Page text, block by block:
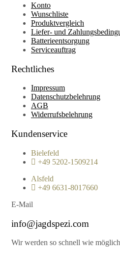
Konto
Wunschliste
Produktvergleich
Liefer- und
Batterieentsorgung
Serviceauftrag
Rechtliches
Impressum
Datenschutzbelehrung
AGB
Widerrufsbelehrung
Kundenservice
Bielefeld
+49 5202-1509214
Alsfeld
+49 6631-8017660
E-Mail
info@jagdspezi.com
Wir werden so schnell wie